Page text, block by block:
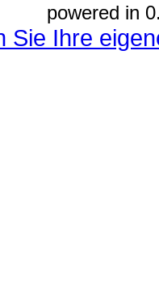
powered in
Sie Ihre